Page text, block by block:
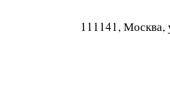
111141, Москва,